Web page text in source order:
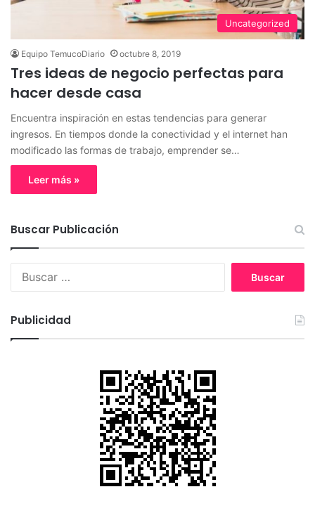
Uncategorized
Equipo TemucoDiario octubre 8, 2019
Tres ideas de negocio perfectas para
hacer desde casa
Encuentra inspiración en estas tendencias para generar
ingresos. En tiempos donde la conectividad y el internet han
modificado las formas de trabajo, emprender se…
Leer más »
Buscar Publicación
r
Publicidad